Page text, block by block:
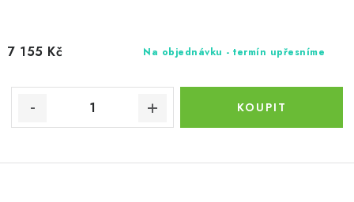
Na objednávku - termín upřesníme
7 155 Kč